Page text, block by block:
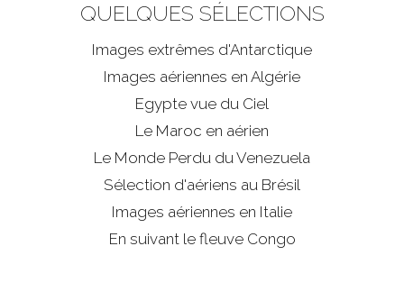
QUELQUES SÉLECTIONS
Images extrêmes d'Antarctique
Images aériennes en Algérie
Egypte vue du Ciel
Le Maroc en aérien
Le Monde Perdu du Venezuela
Sélection d'aériens au Brésil
Images aériennes en Italie
En suivant le fleuve Congo